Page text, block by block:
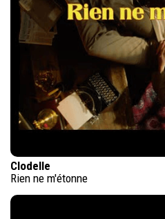
Clodelle
Rien ne m'étonne